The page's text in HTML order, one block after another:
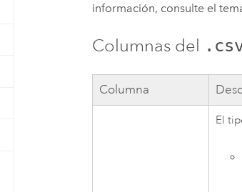
información, consulte el
Columnas del
Columna
El